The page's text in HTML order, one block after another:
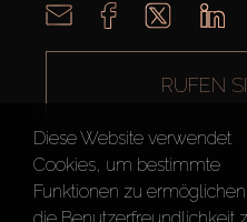
RUFEN
Diese Website verwendet
Cookies, um bestimmte
Funktionen zu